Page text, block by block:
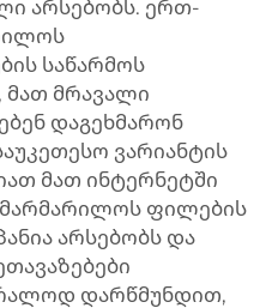
არსებობს. ერთ-
საწარმოს
მათ მრავალი
დაგეხმარონ
ვარიანტის
მათ ინტერნეტში
ფილების
არსებობს და
დარწმუნდით,